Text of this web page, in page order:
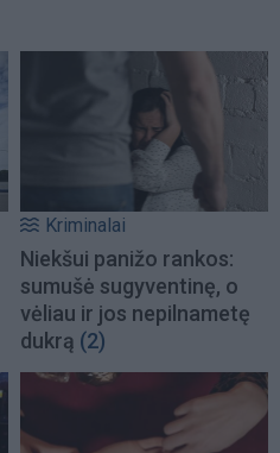
Kriminalai
Niekšui panižo rankos:
sumušė sugyventinę, o
vėliau ir jos nepilnametę
dukrą (2)